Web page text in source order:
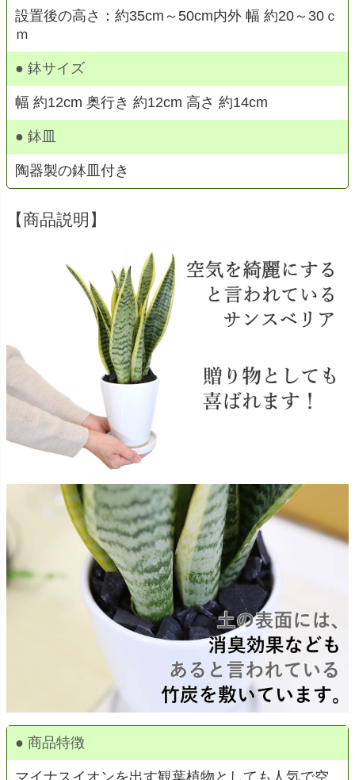
設置後の高さ：約35cm～50cm内外 幅 約20～30ｃ
ｍ
● 鉢サイズ
幅 約12cm 奥行き 約12cm 高さ 約14cm
● 鉢皿
陶器製の鉢皿付き
【商品説明】
● 商品特徴